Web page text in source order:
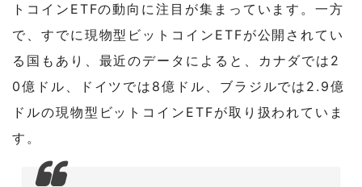
トコインETFの動向に注目が集まっています。一方
で、すでに現物型ビットコインETFが公開されてい
る国もあり、最近のデータによると、カナダでは2
0億ドル、ドイツでは8億ドル、ブラジルでは2.9億
ドルの現物型ビットコインETFが取り扱われていま
す。